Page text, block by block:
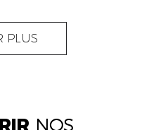
ACCOUNTANT
PLUS
NOS